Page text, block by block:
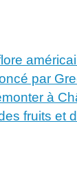
par
à
fruits et